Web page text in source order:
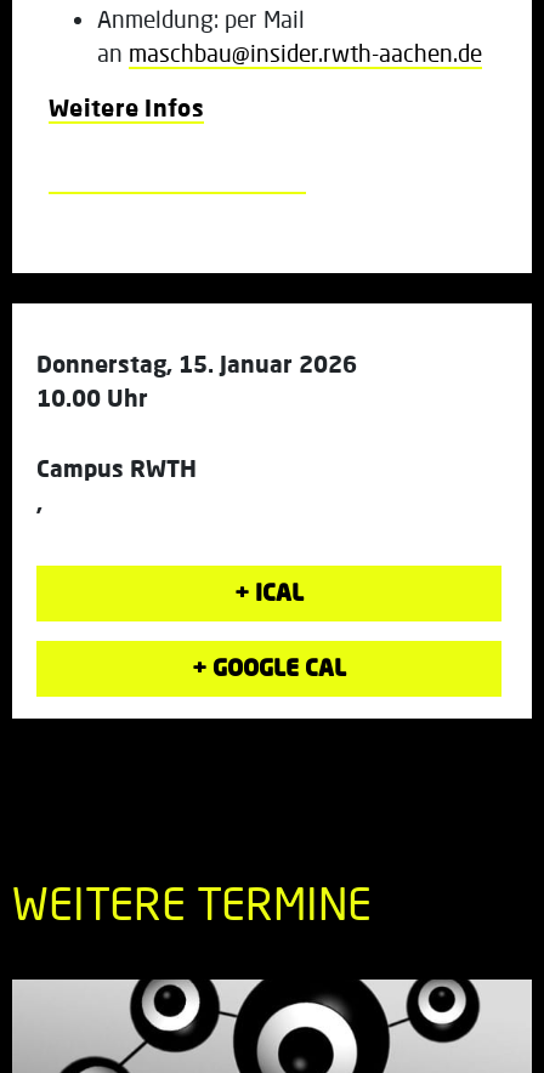
Anmeldung: per Mail
an maschbau@insider.rwth-aachen.de
Weitere Infos
Donnerstag, 15. Januar 2026
10.00 Uhr
Campus RWTH
,
+ ICAL
+ GOOGLE CAL
WEITERE TERMINE